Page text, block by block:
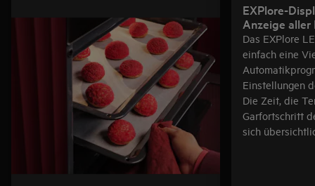
EXPlore-
Anzeige aller
Das EXPlore
einfach eine
Einstellungen
Die Zeit, die
Garfortschritt
sich